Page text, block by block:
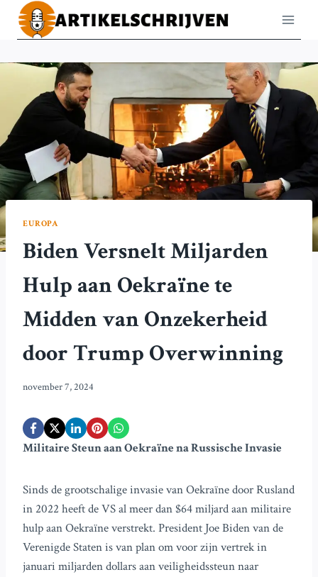
Doorgaan
naar
EUROPA
Biden Versnelt Miljarden
Hulp aan Oekraïne te
Midden van Onzekerheid
door Trump Overwinning
november 7, 2024
Militaire Steun aan Oekraïne na Russische Invasie
Sinds de grootschalige invasie van Oekraïne door Rusland
in 2022 heeft de VS al meer dan $64 miljard aan militaire
hulp aan Oekraïne verstrekt. President Joe Biden van de
Verenigde Staten is van plan om voor zijn vertrek in
januari miljarden dollars aan veiligheidssteun naar